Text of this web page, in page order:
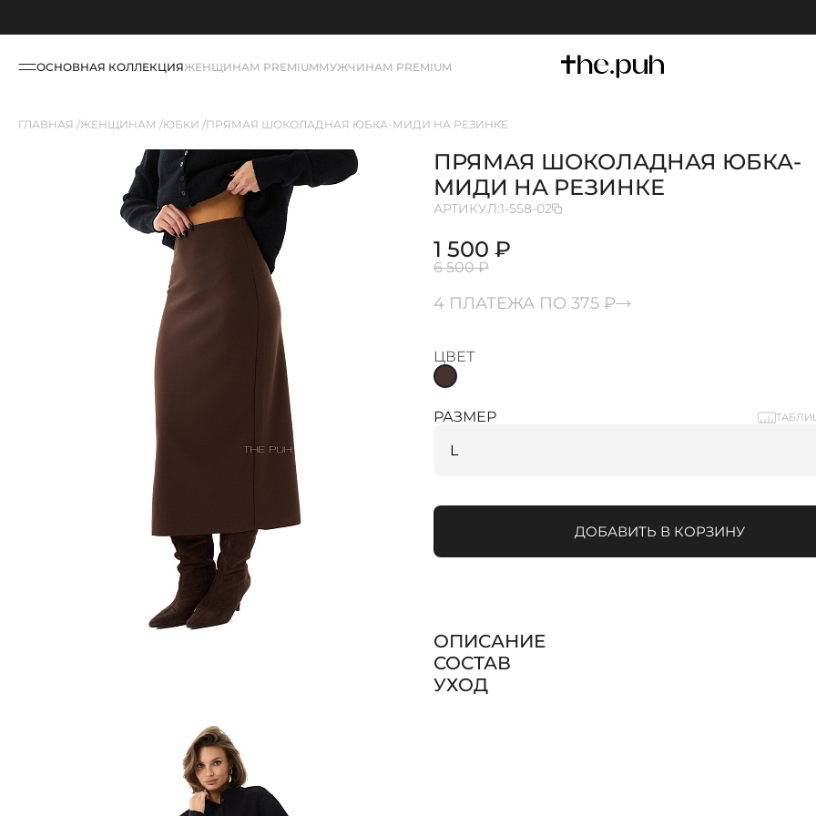
ОСНОВНАЯ КОЛЛЕКЦИЯЖЕНЩИНАМ PREMIUMМУЖЧИНАМ PREMIUM
ГЛАВНАЯ ЖЕНЩИНАМ ЮБКИ ПРЯМАЯ ШОКОЛАДНАЯ ЮБКА-МИДИ НА РЕЗИНКЕ
ПРЯМАЯ ШОКОЛАДНАЯ ЮБКА-
МИДИ НА РЕЗИНКЕ
АРТИКУЛ:1-558-02
1 500 ₽
6 500 ₽
4 ПЛАТЕЖА ПО 375 ₽
ЦВЕТ
РАЗМЕР
ДОБАВИТЬ В КОРЗИНУ
ОПИСАНИЕ
СОСТАВ
УХОД